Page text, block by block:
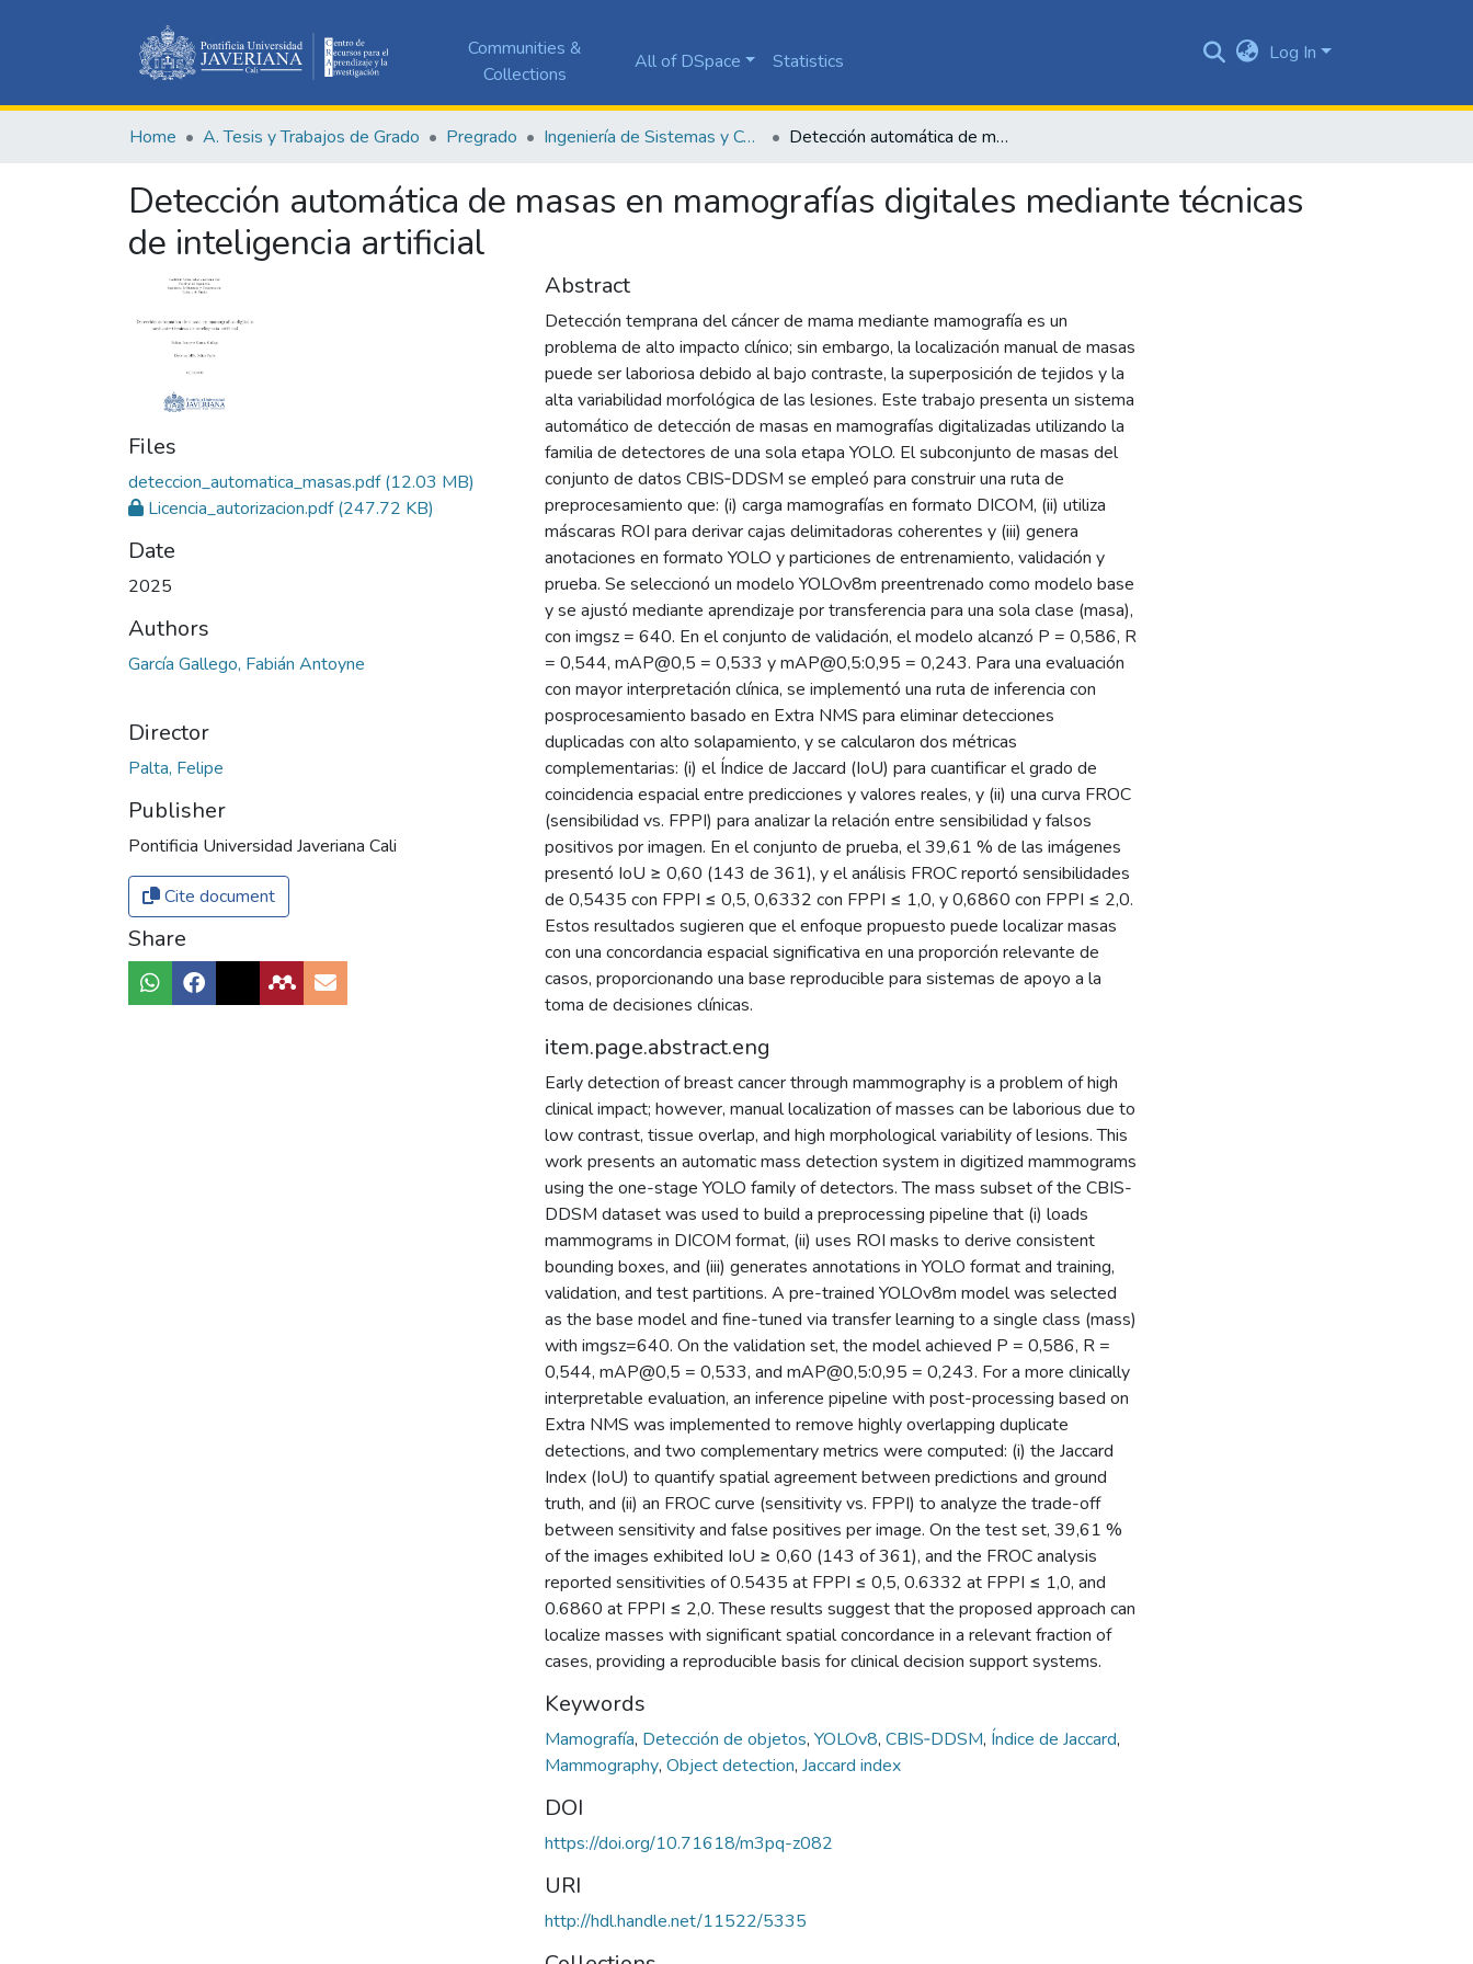
Communities &
Collections
All of DSpace Statistics Log In
Home A. Tesis y Trabajos de Grado Pregrado Ingeniería de Sistemas y Computación Detección automática de masas en mamografías digitales mediante técnicas de inteligencia artificial
Detección automática de masas en mamografías digitales mediante técnicas
de inteligencia artificial
Files
deteccion_automatica_masas.pdf(12.03 MB)
Licencia_autorizacion.pdf(247.72 KB)
Date
2025
Authors
García Gallego, Fabián Antoyne
Director
Palta, Felipe
Publisher
Pontificia Universidad Javeriana Cali
Cite document
Share
Abstract
Detección temprana del cáncer de mama mediante mamografía es un
problema de alto impacto clínico; sin embargo, la localización manual de masas
puede ser laboriosa debido al bajo contraste, la superposición de tejidos y la
alta variabilidad morfológica de las lesiones. Este trabajo presenta un sistema
automático de detección de masas en mamografías digitalizadas utilizando la
familia de detectores de una sola etapa YOLO. El subconjunto de masas del
conjunto de datos CBIS‑DDSM se empleó para construir una ruta de
preprocesamiento que: (i) carga mamografías en formato DICOM, (ii) utiliza
máscaras ROI para derivar cajas delimitadoras coherentes y (iii) genera
anotaciones en formato YOLO y particiones de entrenamiento, validación y
prueba. Se seleccionó un modelo YOLOv8m preentrenado como modelo base
y se ajustó mediante aprendizaje por transferencia para una sola clase (masa),
con imgsz = 640. En el conjunto de validación, el modelo alcanzó P = 0,586, R
= 0,544, mAP@0,5 = 0,533 y mAP@0,5:0,95 = 0,243. Para una evaluación
con mayor interpretación clínica, se implementó una ruta de inferencia con
posprocesamiento basado en Extra NMS para eliminar detecciones
duplicadas con alto solapamiento, y se calcularon dos métricas
complementarias: (i) el Índice de Jaccard (IoU) para cuantificar el grado de
coincidencia espacial entre predicciones y valores reales, y (ii) una curva FROC
(sensibilidad vs. FPPI) para analizar la relación entre sensibilidad y falsos
positivos por imagen. En el conjunto de prueba, el 39,61 % de las imágenes
presentó IoU ≥ 0,60 (143 de 361), y el análisis FROC reportó sensibilidades
de 0,5435 con FPPI ≤ 0,5, 0,6332 con FPPI ≤ 1,0, y 0,6860 con FPPI ≤ 2,0.
Estos resultados sugieren que el enfoque propuesto puede localizar masas
con una concordancia espacial significativa en una proporción relevante de
casos, proporcionando una base reproducible para sistemas de apoyo a la
toma de decisiones clínicas.
item.page.abstract.eng
Early detection of breast cancer through mammography is a problem of high
clinical impact; however, manual localization of masses can be laborious due to
low contrast, tissue overlap, and high morphological variability of lesions. This
work presents an automatic mass detection system in digitized mammograms
using the one-stage YOLO family of detectors. The mass subset of the CBIS-
DDSM dataset was used to build a preprocessing pipeline that (i) loads
mammograms in DICOM format, (ii) uses ROI masks to derive consistent
bounding boxes, and (iii) generates annotations in YOLO format and training,
validation, and test partitions. A pre-trained YOLOv8m model was selected
as the base model and fine-tuned via transfer learning to a single class (mass)
with imgsz=640. On the validation set, the model achieved P = 0,586, R =
0,544, mAP@0,5 = 0,533, and mAP@0,5:0,95 = 0,243. For a more clinically
interpretable evaluation, an inference pipeline with post-processing based on
Extra NMS was implemented to remove highly overlapping duplicate
detections, and two complementary metrics were computed: (i) the Jaccard
Index (IoU) to quantify spatial agreement between predictions and ground
truth, and (ii) an FROC curve (sensitivity vs. FPPI) to analyze the trade-off
between sensitivity and false positives per image. On the test set, 39,61 %
of the images exhibited IoU ≥ 0,60 (143 of 361), and the FROC analysis
reported sensitivities of 0.5435 at FPPI ≤ 0,5, 0.6332 at FPPI ≤ 1,0, and
0.6860 at FPPI ≤ 2,0. These results suggest that the proposed approach can
localize masses with significant spatial concordance in a relevant fraction of
cases, providing a reproducible basis for clinical decision support systems.
Keywords
Mamografía, Detección de objetos, YOLOv8, CBIS‑DDSM, Índice de Jaccard,
Mammography, Object detection, Jaccard index
DOI
https://doi.org/10.71618/m3pq-z082
URI
http://hdl.handle.net/11522/5335